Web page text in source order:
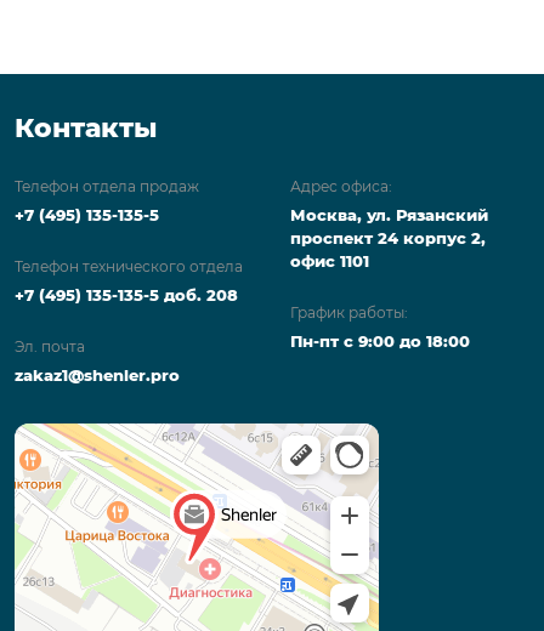
Контакты
Телефон отдела продаж
+7 (495) 135-135-5
Телефон технического отдела
+7 (495) 135-135-5 доб. 208
Эл. почта
zakaz1@shenler.pro
Адрес офиса:
Москва, ул. Рязанский
проспект 24 корпус 2,
офис 1101
График работы:
Пн-пт с 9:00 до 18:00